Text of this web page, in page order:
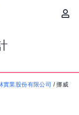
實業股份有限公司 /挪威